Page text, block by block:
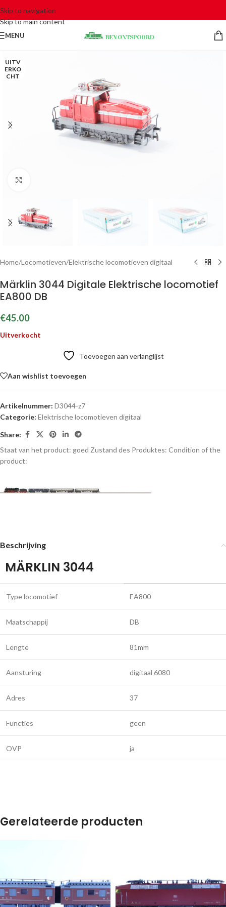
Skip to navigation
Skip to main content
MENU
UITV
ERKO
CHT
Home/Locomotieven/Elektrische locomotieven digitaal
Märklin 3044 Digitale Elektrische locomotief
EA800 DB
€45.00
Uitverkocht
Toevoegen aan verlanglijst
Aan wishlist toevoegen
Artikelnummer: D3044-z7
Categorie: Elektrische locomotieven digitaal
Share:
Staat van het product: goed Zustand des Produktes: Condition of the
product:
Beschrijving
MÄRKLIN 3044
Type locomotief EA800
Maatschappij DB
Lengte 81mm
Aansturing digitaal 6080
Adres 37
Functies geen
OVP ja
Gerelateerde producten